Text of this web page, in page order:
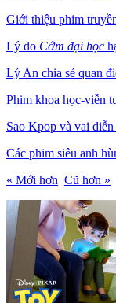
Giới thiệu phim
Lý do Cớm đại học
Lý An chia sẻ quan
Phim khoa học-viễn
Sao Kpop và vai
Các phim siêu anh
« Mới hơn Cũ hơn »